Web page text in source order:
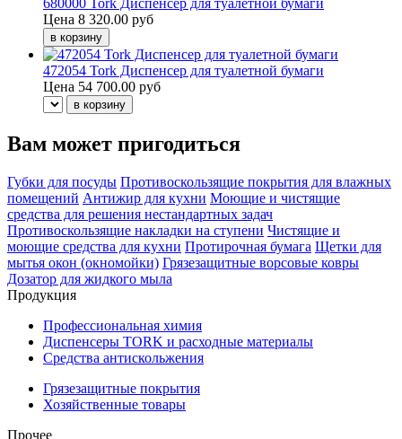
Цена 8 320.00 руб
472054 Tork Диспенсер для туалетной бумаги
Цена 54 700.00 руб
Вам может пригодиться
Губки для посуды Противоскользящие покрытия для влажных
помещений Антижир для кухни Моющие и чистящие
средства для решения нестандартных задач
Противоскользящие накладки на ступени Чистящие и
моющие средства для кухни Протирочная бумага Щетки для
мытья окон (окномойки) Грязезащитные ворсовые ковры
Дозатор для жидкого мыла
Продукция
Профессиональная химия
Диспенсеры TORK и расходные материалы
Cредства антискольжения
Грязезащитные покрытия
Хозяйственные товары
Прочее